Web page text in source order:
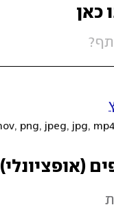
כאן
(אופציונלי)